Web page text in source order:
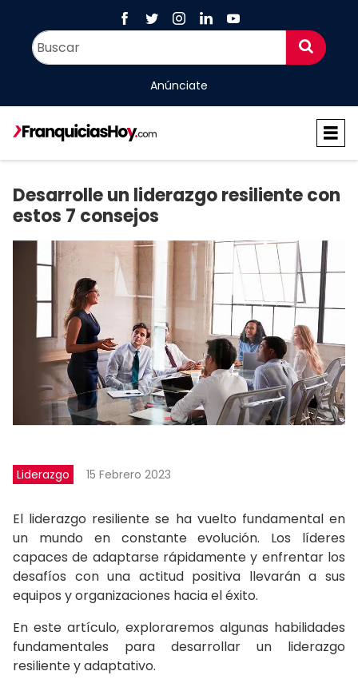
Anúnciate
Desarrolle un liderazgo resiliente con
estos 7 consejos
Liderazgo 15 Febrero 2023
El liderazgo resiliente se ha vuelto fundamental en
un mundo en constante evolución. Los líderes
capaces de adaptarse rápidamente y enfrentar los
desafíos con una actitud positiva llevarán a sus
equipos y organizaciones hacia el éxito.
En este artículo, exploraremos algunas habilidades
fundamentales para desarrollar un liderazgo
resiliente y adaptativo.